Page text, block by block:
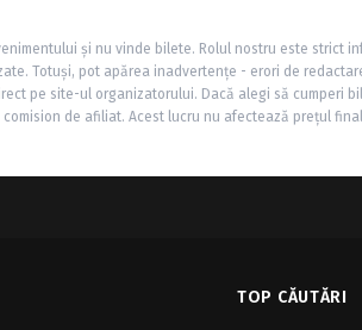
și nu vinde bilete. Rolul nostru este strict
Totuși, pot apărea inadvertențe - erori de
pe site-ul organizatorului. Dacă alegi să cumperi
comision de afiliat. Acest lucru nu afectează prețul
TOP CĂUTĂRI